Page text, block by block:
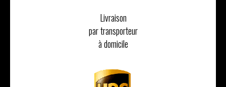
Livraison
par transporteur
à domicile